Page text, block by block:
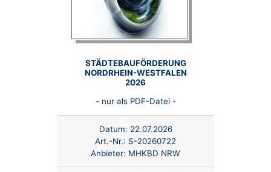
STÄDTEBAUFÖRDERUNG
NORDRHEIN-WESTFALEN
2026
- nur als PDF-Datei -
Datum: 22.07.2026
Art.-Nr.: S-20260722
Anbieter: MHKBD NRW